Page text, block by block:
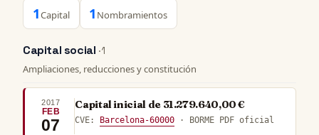
1Capital 1 Nombramientos
Capital social · 1
Ampliaciones, reducciones y constitución
2017
FEB
07
Capital inicial de 31.279.640,00 €
CVE: Barcelona-60000 · BORME PDF oficial